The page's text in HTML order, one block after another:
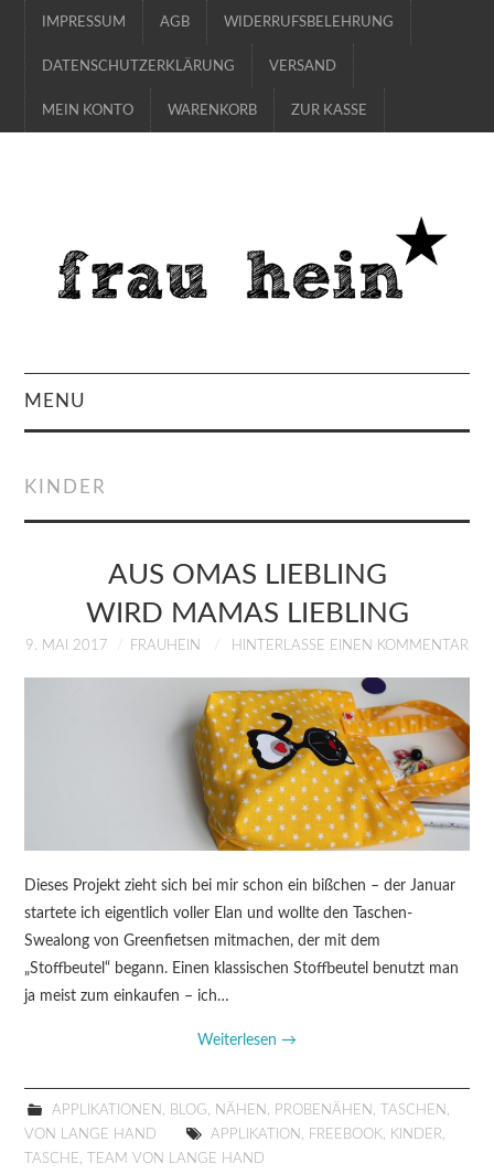
IMPRESSUM AGB WIDERRUFSBELEHRUNG
DATENSCHUTZERKLÄRUNG VERSAND
MEIN KONTO WARENKORB ZUR KASSE
MENU
ÜBER MICH
BLOG
KINDER
AUS OMAS LIEBLING
WIRD MAMAS LIEBLING
9. MAI 2017 FRAUHEIN HINTERLASSE EINEN KOMMENTAR
Dieses Projekt zieht sich bei mir schon ein bißchen – der Januar
startete ich eigentlich voller Elan und wollte den Taschen-
Swealong von Greenfietsen mitmachen, der mit dem
„Stoffbeutel“ begann. Einen klassischen Stoffbeutel benutzt man
ja meist zum einkaufen – ich…
Weiterlesen →
APPLIKATIONEN BLOG NÄHEN PROBENÄHEN TASCHEN
VON LANGE HAND
APPLIKATION FREEBOOK KINDER
TASCHE
TEAM VON LANGE HAND